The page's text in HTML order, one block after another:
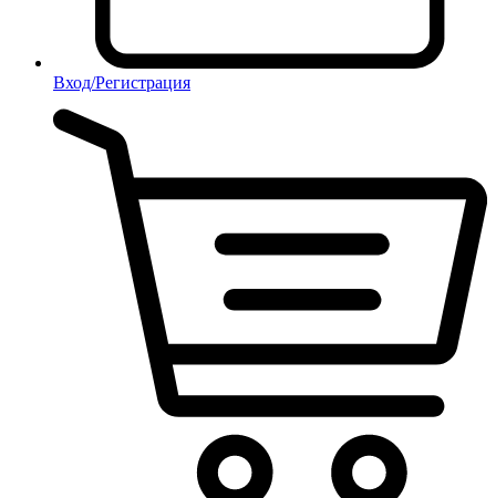
Вход/Регистрация